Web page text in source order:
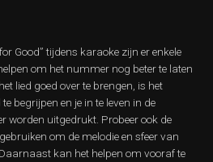
Good” tijdens karaoke zijn er enkele
om het nummer nog beter te laten
lied goed over te brengen, is het
begrijpen en je in te leven in de
worden uitgedrukt. Probeer ook de
om de melodie en sfeer van
kan het helpen om vooraf te